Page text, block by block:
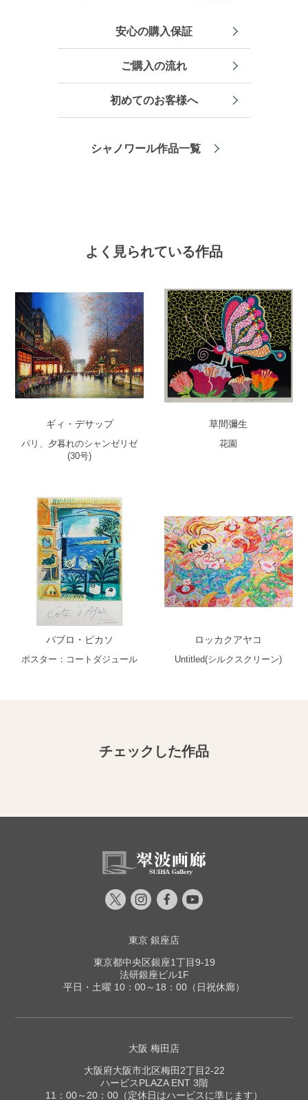
安心の購入保証
ご購入の流れ
初めてのお客様へ
シャノワール作品一覧
よく見られている作品
ギィ・デサップ
パリ、夕暮れのシャンゼリゼ
(30号)
草間彌生
花園
パブロ・ピカソ
ポスター：コートダジュール
ロッカクアヤコ
Untitled(シルクスクリーン)
チェックした作品
東京 銀座店
東京都中央区銀座1丁目9-19
法研銀座ビル1F
平日・土曜 10：00～18：00（日祝休廊）
大阪 梅田店
大阪府大阪市北区梅田2丁目2-22
ハービスPLAZA ENT 3階
11：00～20：00（定休日はハービスに準じます）